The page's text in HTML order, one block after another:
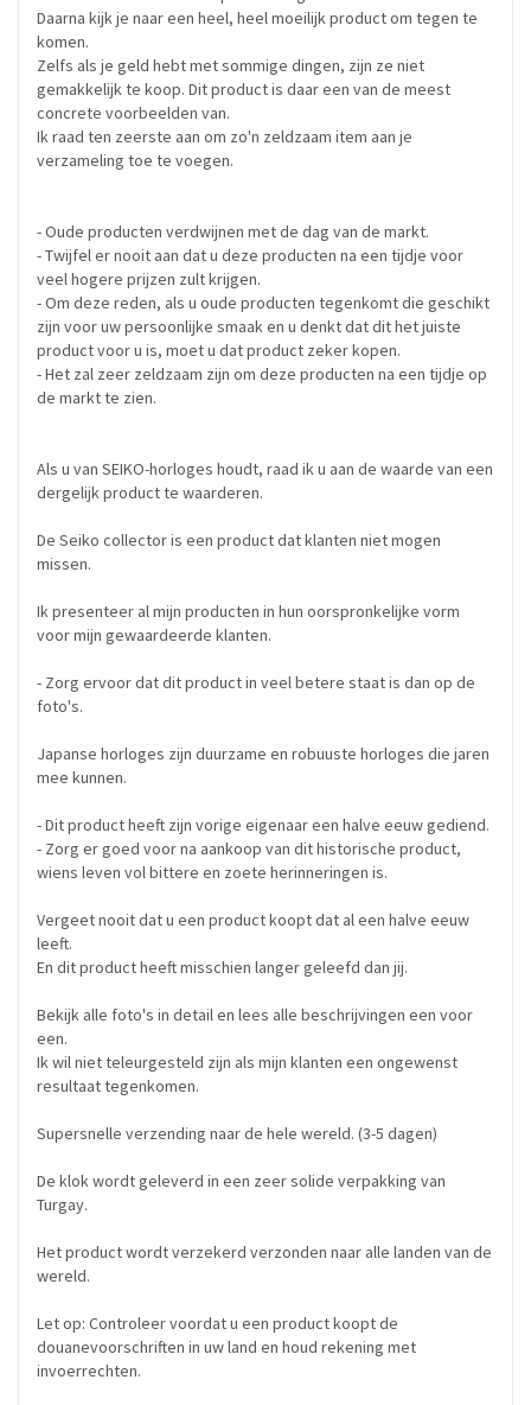
Daarna kijk je naar een heel, heel moeilijk product om tegen te
komen.
Zelfs als je geld hebt met sommige dingen, zijn ze niet
gemakkelijk te koop. Dit product is daar een van de meest
concrete voorbeelden van.
Ik raad ten zeerste aan om zo'n zeldzaam item aan je
verzameling toe te voegen.
- Oude producten verdwijnen met de dag van de markt.
- Twijfel er nooit aan dat u deze producten na een tijdje voor
veel hogere prijzen zult krijgen.
- Om deze reden, als u oude producten tegenkomt die geschikt
zijn voor uw persoonlijke smaak en u denkt dat dit het juiste
product voor u is, moet u dat product zeker kopen.
- Het zal zeer zeldzaam zijn om deze producten na een tijdje op
de markt te zien.
Als u van SEIKO-horloges houdt, raad ik u aan de waarde van een
dergelijk product te waarderen.
De Seiko collector is een product dat klanten niet mogen
missen.
Ik presenteer al mijn producten in hun oorspronkelijke vorm
voor mijn gewaardeerde klanten.
- Zorg ervoor dat dit product in veel betere staat is dan op de
foto's.
Japanse horloges zijn duurzame en robuuste horloges die jaren
mee kunnen.
- Dit product heeft zijn vorige eigenaar een halve eeuw gediend.
- Zorg er goed voor na aankoop van dit historische product,
wiens leven vol bittere en zoete herinneringen is.
Vergeet nooit dat u een product koopt dat al een halve eeuw
leeft.
En dit product heeft misschien langer geleefd dan jij.
Bekijk alle foto's in detail en lees alle beschrijvingen een voor
een.
Ik wil niet teleurgesteld zijn als mijn klanten een ongewenst
resultaat tegenkomen.
Supersnelle verzending naar de hele wereld. (3-5 dagen)
De klok wordt geleverd in een zeer solide verpakking van
Turgay.
Het product wordt verzekerd verzonden naar alle landen van de
wereld.
Let op: Controleer voordat u een product koopt de
douanevoorschriften in uw land en houd rekening met
invoerrechten.